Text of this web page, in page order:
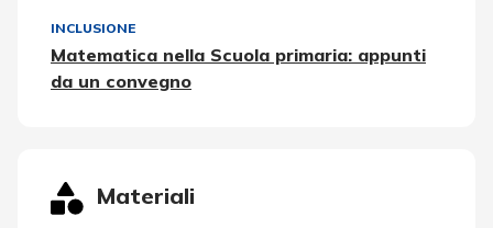
INCLUSIONE
Matematica nella Scuola primaria: appunti
da un convegno
Materiali